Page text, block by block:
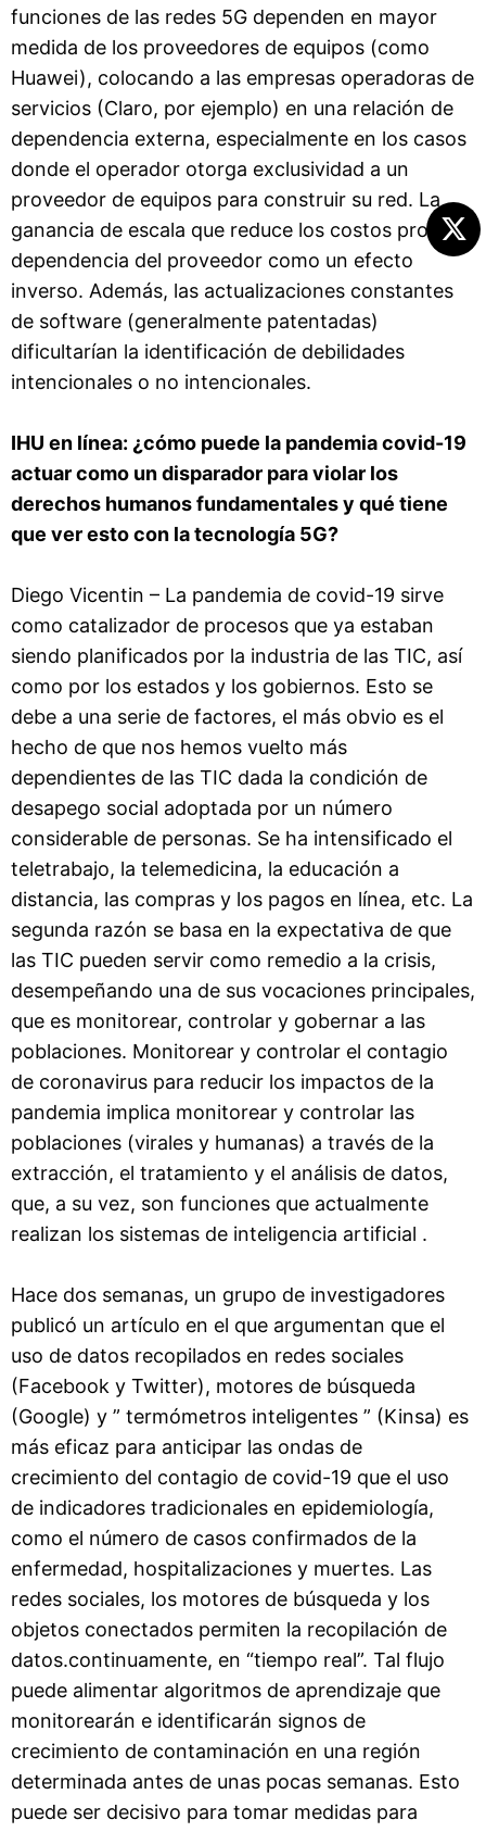
funciones de las redes 5G dependen en mayor
medida de los proveedores de equipos (como
Huawei), colocando a las empresas operadoras de
servicios (Claro, por ejemplo) en una relación de
dependencia externa, especialmente en los casos
donde el operador otorga exclusividad a un
proveedor de equipos para construir su red. La
ganancia de escala que reduce los costos produce
dependencia del proveedor como un efecto
inverso. Además, las actualizaciones constantes
de software (generalmente patentadas)
dificultarían la identificación de debilidades
intencionales o no intencionales.
IHU en línea: ¿cómo puede la pandemia covid-19
actuar como un disparador para violar los
derechos humanos fundamentales y qué tiene
que ver esto con la tecnología 5G?
Diego Vicentin – La pandemia de covid-19 sirve
como catalizador de procesos que ya estaban
siendo planificados por la industria de las TIC, así
como por los estados y los gobiernos. Esto se
debe a una serie de factores, el más obvio es el
hecho de que nos hemos vuelto más
dependientes de las TIC dada la condición de
desapego social adoptada por un número
considerable de personas. Se ha intensificado el
teletrabajo, la telemedicina, la educación a
distancia, las compras y los pagos en línea, etc. La
segunda razón se basa en la expectativa de que
las TIC pueden servir como remedio a la crisis,
desempeñando una de sus vocaciones principales,
que es monitorear, controlar y gobernar a las
poblaciones. Monitorear y controlar el contagio
de coronavirus para reducir los impactos de la
pandemia implica monitorear y controlar las
poblaciones (virales y humanas) a través de la
extracción, el tratamiento y el análisis de datos,
que, a su vez, son funciones que actualmente
realizan los sistemas de inteligencia artificial .
Hace dos semanas, un grupo de investigadores
publicó un artículo en el que argumentan que el
uso de datos recopilados en redes sociales
(Facebook y Twitter), motores de búsqueda
(Google) y ” termómetros inteligentes ” (Kinsa) es
más eficaz para anticipar las ondas de
crecimiento del contagio de covid-19 que el uso
de indicadores tradicionales en epidemiología,
como el número de casos confirmados de la
enfermedad, hospitalizaciones y muertes. Las
redes sociales, los motores de búsqueda y los
objetos conectados permiten la recopilación de
datos.continuamente, en “tiempo real”. Tal flujo
puede alimentar algoritmos de aprendizaje que
monitorearán e identificarán signos de
crecimiento de contaminación en una región
determinada antes de unas pocas semanas. Esto
puede ser decisivo para tomar medidas para